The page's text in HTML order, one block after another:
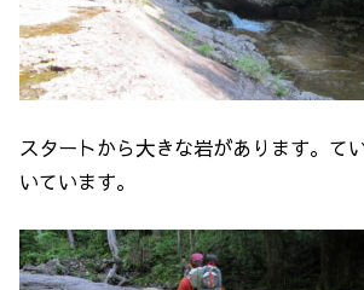
スタートから大きな岩があります。て
いています。